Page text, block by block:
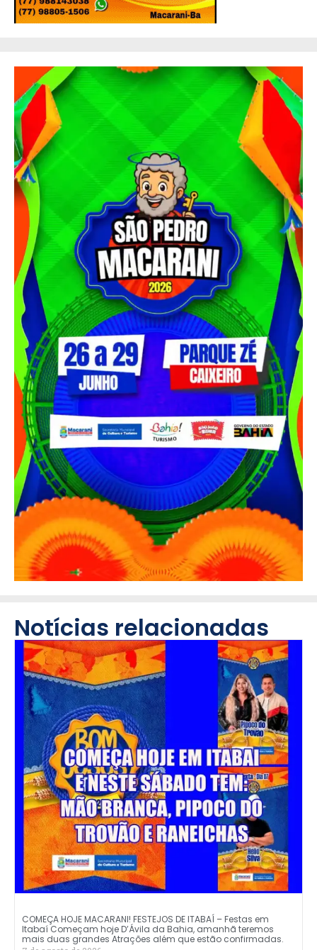
Notícias relacionadas
COMEÇA HOJE MACARANI! FESTEJOS DE ITABAÍ – Festas em
Itabaí Começam hoje D’Ávila da Bahia, amanhã teremos
mais duas grandes Atrações além que estão confirmadas.